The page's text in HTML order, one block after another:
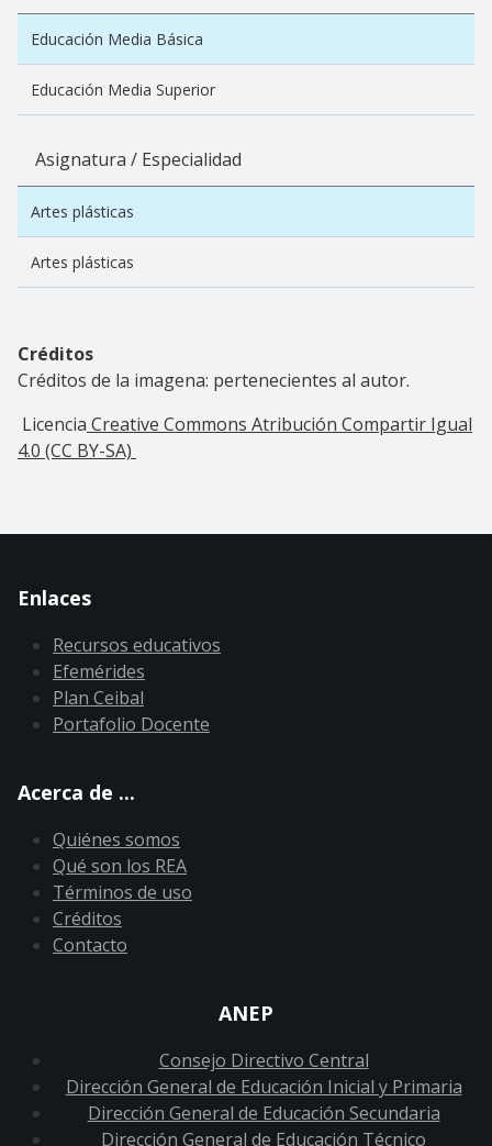
Educación Media Básica
Educación Media Superior
Asignatura / Especialidad
Artes plásticas
Artes plásticas
Créditos
Créditos de la imagena: pertenecientes al autor.
Licencia Creative Commons Atribución Compartir Igual
4.0 (CC BY-SA)
Enlaces
Recursos educativos
Efemérides
Plan Ceibal
Portafolio Docente
Acerca de ...
Quiénes somos
Qué son los REA
Términos de uso
Créditos
Contacto
ANEP
Consejo Directivo Central
Dirección General de Educación Inicial y Primaria
Dirección General de Educación Secundaria
Dirección General de Educación Técnico